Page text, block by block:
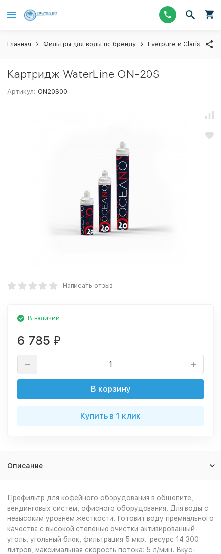
Главная Фильтры для воды по бренду Everpure и Claris
Картридж WaterLine ON-20S
Артикул: ON20S00
Написать отзыв
В наличии
6 785 ₽
В корзину
Купить в 1 клик
Описание
Префильтр для кофейного оборудования в общепите,
вендинговых систем, офисного оборудования. Для воды с
невысоким уровнем жесткости. Готовит воду премиального
качества с высокой степенью очистки активированный
уголь, угольный блок, фильтрация 5 мкр., ресурс 14 300
литров, максимальная скорость потока: 5 л/мин. Вкус-